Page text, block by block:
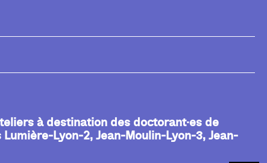
à destination des doctorant·es de
Lyon-2, Jean-Moulin-Lyon-3, Jean-